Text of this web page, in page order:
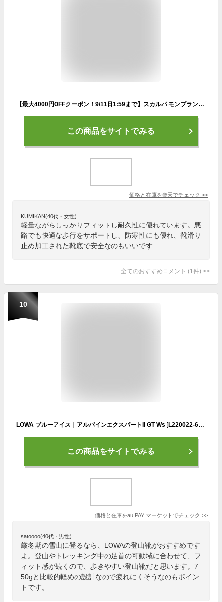
【最大4000円OFFクーポン！9/11日1:59まで】スカルパ モンブランプロGTX SC23212 メンズ/男性用 靴 トニック/ブラック ロストアロー正規取扱
この商品をサイトでみる
価格と在庫を楽天でチェック >>
KUMIKAN(40代・女性)
軽量ながらしっかりフィットし耐久性に優れています。悪
路でも快適な歩行をサポートし、防寒性にも優れ、靴滑り
止め加工された靴底で安全なのもいいです
全てのおすすめコメント (1 件) >
10
LOWA ブルーアイス｜アルパインエクスパートII GT Ws [L220022-6976]
この商品をサイトでみる
価格と在庫をau PAY マーケット でチェック >>
satoooo(40代・男性)
厳冬期の雪山に登るなら、LOWAの登山靴がおすすめです
よ。登山やトレッキング中の足首の可動域に合わせて、フ
ィット感が続くので、歩きやすい登山靴だと思います。7
50gと比較的軽めの設計なので疲れにくそうなのもポイン
トです。